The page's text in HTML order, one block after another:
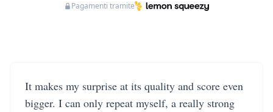
Pagamenti tramite
It makes my surprise at its quality and score even
bigger. I can only repeat myself, a really strong